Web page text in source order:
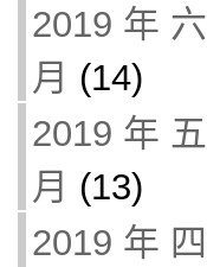
2019 年 六
月 (14)
2019 年 五
月 (13)
2019 年 四